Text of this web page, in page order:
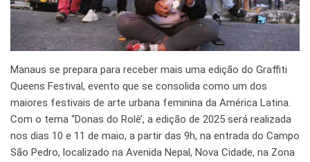
Manaus se prepara para receber mais uma edição do Graffiti
Queens Festival, evento que se consolida como um dos
maiores festivais de arte urbana feminina da América Latina.
Com o tema “Donas do Rolê’, a edição de 2025 será realizada
nos dias 10 e 11 de maio, a partir das 9h, na entrada do Campo
São Pedro, localizado na Avenida Nepal, Nova Cidade, na Zona